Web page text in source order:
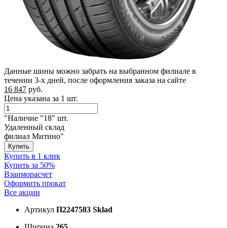
Данные шины можно забрать на выбранном филиале в
течении 3-х дней, после оформления заказа на сайте
16 847 руб.
Цена указана за 1 шт.
"Наличие "18" шт.
Удаленный склад
филиал Митино"
Купить
Купить в 1 клик
Купить за 50%
Взаиморасчет
Оформить прокат
Все акции
Артикул П2247583 Sklad